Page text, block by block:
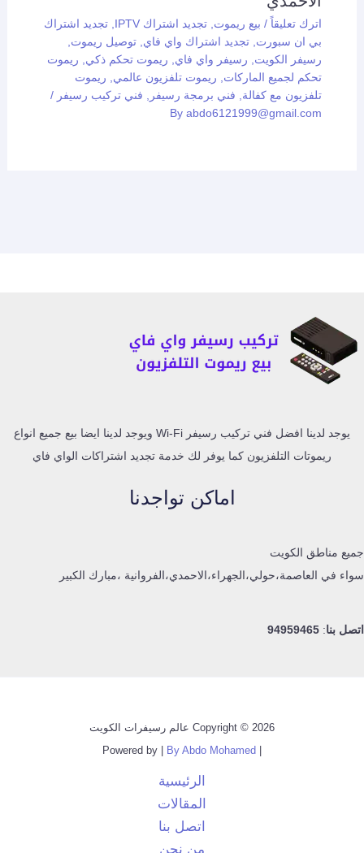
اترك تعليقاً / بيع ريموت تجديد اشتراك IPTV
تجديد اشتراك
بي ان سبورت تجديد اشتراك واي فاي توصيل ريموت
رسيفر الكويت
رسيفر واي فاي ريموت تحكم ذكي
ريموت
تحكم لجميع الماركات
ريموت تلفزيون عالمي
ريموت
تلفزيون مع كفالة
فني برمجة رسيفر فني تركيب رسيفر /
Byabdo6121999@gmail.com
يوجد لدينا افضل فني تركيب رسيفر Wi-Fi ويوجد لدينا ايضا بيع جميع انواع
ريموتات التلفزيون كما يوفر لك خدمة تجديد اشتراكات الواي فاي
اماكن تواجدنا
جميع مناطق الكويت
سواء في العاصمة،حولي،الجهراء،الاحمدي،الفروانية ،مبارك الكبير
اتصل بنا:
94959465
Copyright © 2026 عالم رسيفرات الكويت
By Abdo Mohamed
الرئيسية
المقالات
اتصل بنا
من نحن